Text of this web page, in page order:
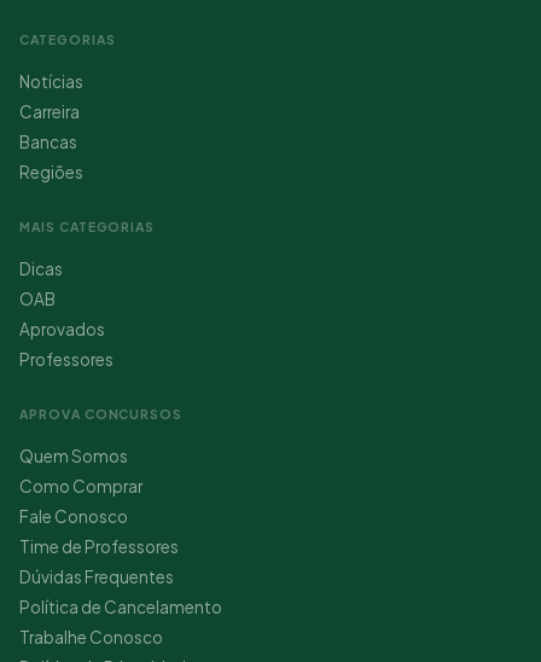
CATEGORIAS
Notícias
Carreira
Bancas
Regiões
MAIS CATEGORIAS
Dicas
OAB
Aprovados
Professores
APROVA CONCURSOS
Quem Somos
Como Comprar
Fale Conosco
Time de Professores
Dúvidas Frequentes
Política de Cancelamento
Trabalhe Conosco